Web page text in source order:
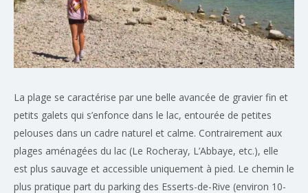
La plage se caractérise par une belle avancée de gravier fin et
petits galets qui s’enfonce dans le lac, entourée de petites
pelouses dans un cadre naturel et calme. Contrairement aux
plages aménagées du lac (Le Rocheray, L’Abbaye, etc.), elle
est plus sauvage et accessible uniquement à pied. Le chemin le
plus pratique part du parking des Esserts-de-Rive (environ 10-